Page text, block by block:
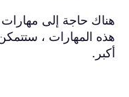
هناك حاجة إلى
هذه المهارات ،
أكبر.